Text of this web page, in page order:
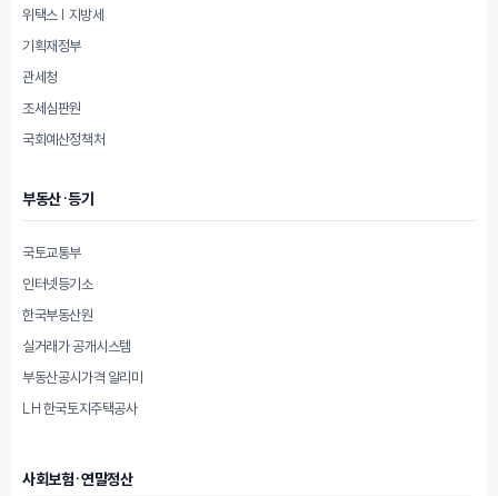
위택스 | 지방세
기획재정부
관세청
조세심판원
국회예산정책처
부동산·등기
국토교통부
인터넷등기소
한국부동산원
실거래가 공개시스템
부동산공시가격 알리미
LH 한국토지주택공사
사회보험·연말정산